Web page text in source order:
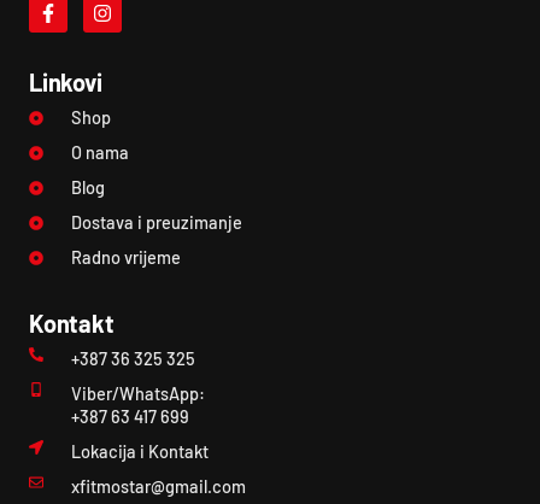
Linkovi
Shop
O nama
Blog
Dostava i preuzimanje
Radno vrijeme
Kontakt
+387 36 325 325
Viber/WhatsApp:
+387 63 417 699
Lokacija i Kontakt
xfitmostar@gmail.com